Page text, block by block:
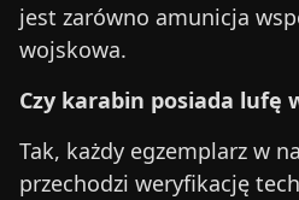
jest zarówno amunicja
wojskowa.
Czy karabin posiada lufę
Tak, każdy egzemplarz w
przechodzi weryfikację